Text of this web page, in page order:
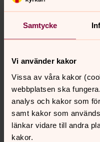
Samtycke
Vi använder kakor
Vissa av våra kakor
webbplatsen ska
analys och kakor som
samt kakor som
länkar vidare till andra
kakor.
Direkt:0246-798921
E-post:
Kajsa Rosenling
Barn och familj, Barn
Enviken, Sundborns
Direkt: